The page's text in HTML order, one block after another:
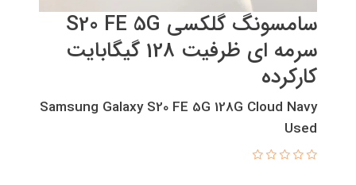
سامسونگ گلکسی S20 FE 5G
سرمه ای ظرفیت 128 گیگابایت
کارکرده
Samsung Galaxy S20 FE 5G 128G Cloud Navy
Used